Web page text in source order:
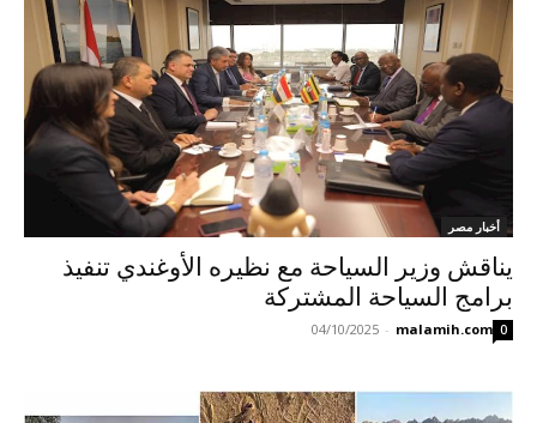
أخبار مصر
يناقش وزير السياحة مع نظيره الأوغندي تنفيذ
برامج السياحة المشتركة
malamih.com
-
04/10/2025 0